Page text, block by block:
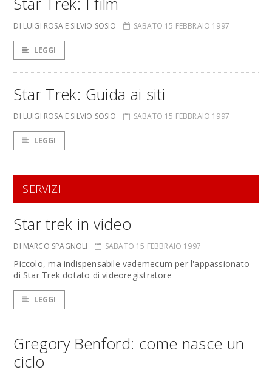
DI LUIGI ROSA E SILVIO SOSIO SABATO 15 FEBBRAIO 1997
LEGGI
Star Trek: Guida ai siti
DI LUIGI ROSA E SILVIO SOSIO SABATO 15 FEBBRAIO 1997
LEGGI
SERVIZI
Star trek in video
DI MARCO SPAGNOLI SABATO 15 FEBBRAIO 1997
Piccolo, ma indispensabile vademecum per l'appassionato
di Star Trek dotato di videoregistratore
LEGGI
Gregory Benford: come nasce un
ciclo